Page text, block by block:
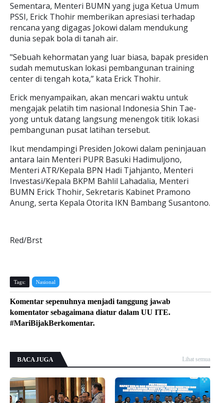
Sementara, Menteri BUMN yang juga Ketua Umum
PSSI, Erick Thohir memberikan apresiasi terhadap
rencana yang digagas Jokowi dalam mendukung
dunia sepak bola di tanah air.
"Sebuah kehormatan yang luar biasa, bapak presiden
sudah memutuskan lokasi pembangunan training
center di tengah kota,” kata Erick Thohir.
Erick menyampaikan, akan mencari waktu untuk
mengajak pelatih tim nasional Indonesia Shin Tae-
yong untuk datang langsung menengok titik lokasi
pembangunan pusat latihan tersebut.
Ikut mendampingi Presiden Jokowi dalam peninjauan
antara lain Menteri PUPR Basuki Hadimuljono,
Menteri ATR/Kepala BPN Hadi Tjahjanto, Menteri
Investasi/Kepala BKPM Bahlil Lahadalia, Menteri
BUMN Erick Thohir, Sekretaris Kabinet Pramono
Anung, serta Kepala Otorita IKN Bambang Susantono.
Red/Brst
Tags: Nasional
Komentar sepenuhnya menjadi tanggung jawab
komentator sebagaimana diatur dalam UU ITE.
#MariBijakBerkomentar.
BACA JUGA Lihat semua